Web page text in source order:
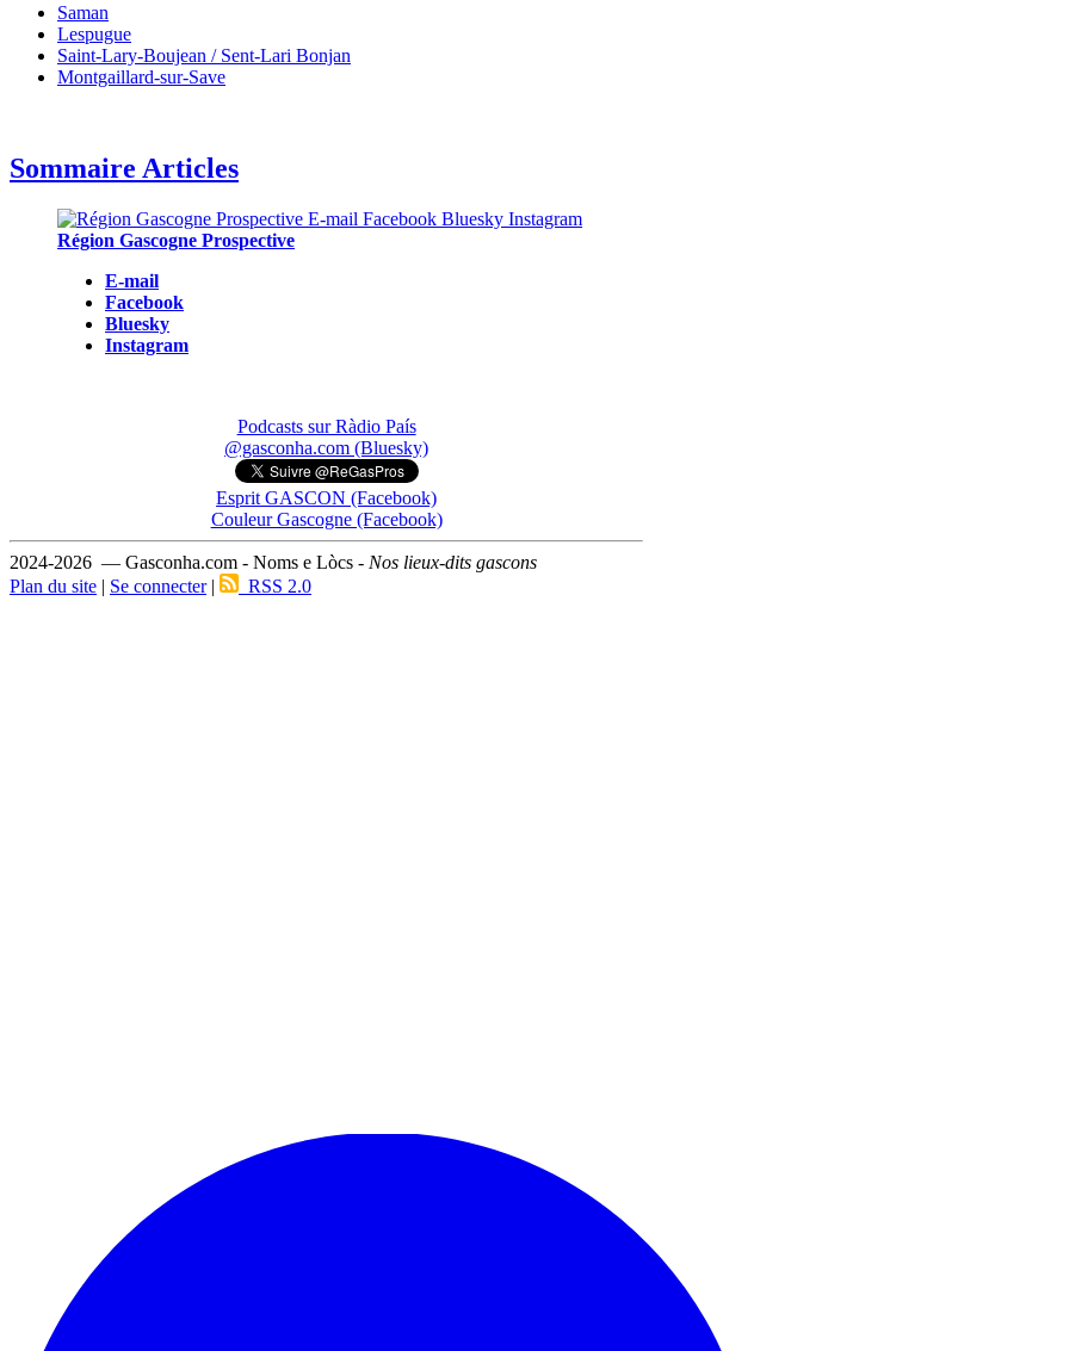
Saman
Lespugue
Saint-Lary-Boujean / Sent-Lari Bonjan
Montgaillard-sur-Save
Sommaire Articles
Région Gascogne Prospective
E-mail
Facebook
Bluesky
Instagram
Podcasts sur Ràdio País
@gasconha.com (Bluesky)
Esprit GASCON (Facebook)
Couleur Gascogne (Facebook)
2024-2026 — Gasconha.com - Noms e Lòcs - Nos lieux-dits gascons
Plan du site | Se connecter| RSS 2.0